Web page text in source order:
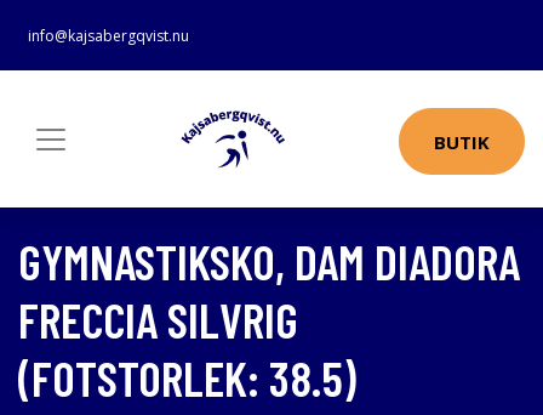
info@kajsabergqvist.nu
BUTIK
GYMNASTIKSKO, DAM DIADORA
FRECCIA SILVRIG
(FOTSTORLEK: 38.5)